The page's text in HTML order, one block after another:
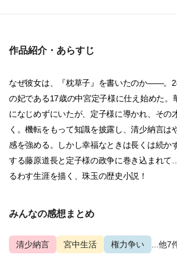
作品紹介・あらすじ
なぜ彼女は、『枕草子』を書いたのか――。
の妃である17歳の中宮定子様に仕え始めた。
になじめずにいたが、定子様に導かれ、その
く。機転をもって知識を披露し、清少納言は
感を強める。しかし幸福なときは長くは続か
する藤原道長と定子様の政争に巻き込まれ
るわす生涯を描く、珠玉の歴史小説！
みんなの感想まとめ
清少納言 宮中生活 権力争い ...他7